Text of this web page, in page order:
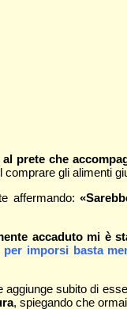
prete che
comprare gli alimenti
affermando:
accaduto mi è
imporsi basta
aggiunge subito di
, spiegando che